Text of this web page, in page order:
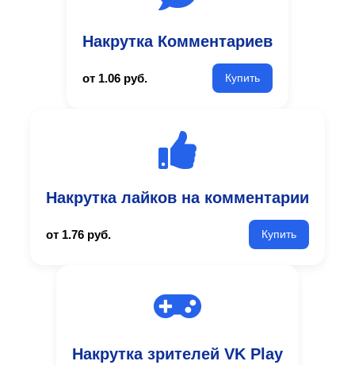
Накрутка Комментариев
от 1.06 руб. Купить
Накрутка лайков на комментарии
от 1.76 руб. Купить
Накрутка зрителей VK Play